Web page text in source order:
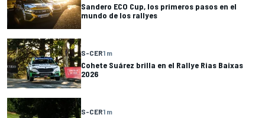
Sandero ECO Cup, los primeros pasos en el
mundo de los rallyes
S-CER1 m
Cohete Suárez brilla en el Rallye Rias Baixas
2026
S-CER1 m